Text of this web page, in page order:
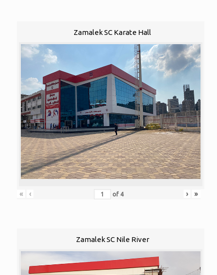
Zamalek SC Karate Hall
« ‹ of 4 › »
Zamalek SC Nile River